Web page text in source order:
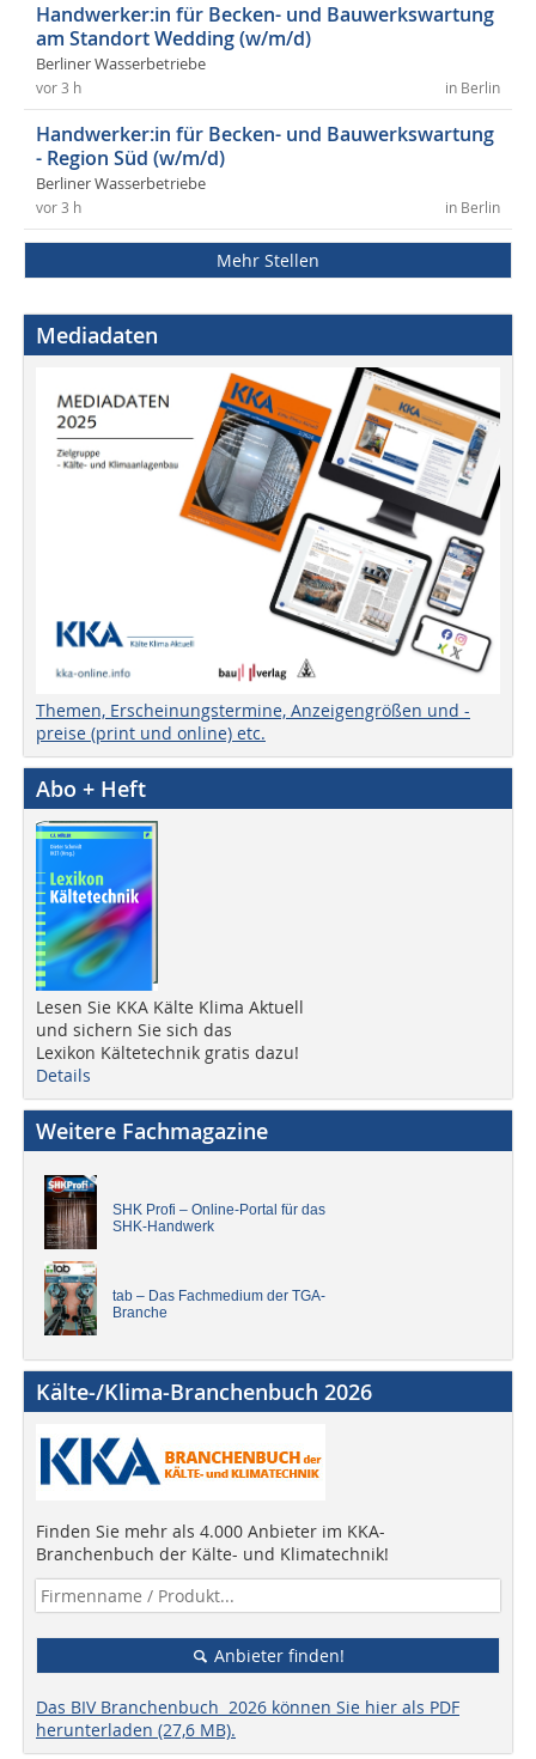
Handwerker:in für Becken- und Bauwerkswartung
am Standort Wedding (w/m/d)
Berliner Wasserbetriebe
in Berlin
vor 3 h
Handwerker:in für Becken- und Bauwerkswartung
- Region Süd (w/m/d)
Berliner Wasserbetriebe
in Berlin
vor 3 h
Mehr Stellen
Mediadaten
Themen, Erscheinungstermine, Anzeigengrößen und -
preise (print und online) etc.
Abo + Heft
Lesen Sie KKA Kälte Klima Aktuell
und sichern Sie sich das
Lexikon Kältetechnik gratis dazu!
Details
Weitere Fachmagazine
SHK Profi – Online-Portal für das
SHK-Handwerk
tab – Das Fachmedium der TGA-
Branche
Kälte-/Klima-Branchenbuch 2026
Finden Sie mehr als 4.000 Anbieter im KKA-
Branchenbuch der Kälte- und Klimatechnik!
Anbieter finden!
Das BIV Branchenbuch 2026 können Sie hier als PDF
herunterladen (27,6 MB).